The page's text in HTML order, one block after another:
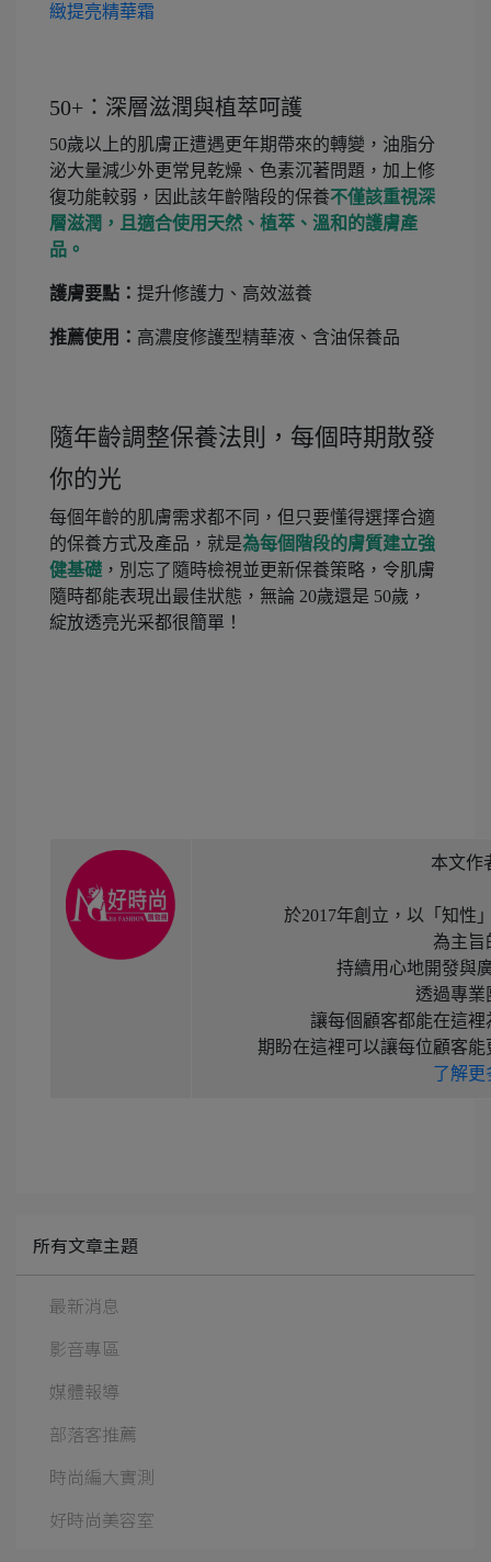
緻提亮精華霜
50+：深層滋潤與植萃呵護
50歲以上的肌膚正遭遇更年期帶來的轉變，油脂分
泌大量減少外更常見乾燥、色素沉著問題，加上修
復功能較弱，因此該年齡階段的保養不僅該重視深
層滋潤，且適合使用天然、植萃、溫和的護膚產
品。
護膚要點： 提升修護力、高效滋養
推薦使用： 高濃度修護型精華液、含油保養品
隨年齡調整保養法則，每個時期散發
你的光
每個年齡的肌膚需求都不同，但只要懂得選擇合適
的保養方式及產品，就是為每個階段的膚質建立強
健基礎 ，別忘了隨時檢視並更新保養策略，令肌膚
隨時都能表現出最佳狀態，無論 20歲還是 50歲，
綻放透亮光采都很簡單！
本文作
於2017年創立，以「知性
為主旨
持續用心地開發與
透過專業
讓每個顧客都能在這
期盼在這裡可以讓每位顧客
了解更
所有文章主題
最新消息
影音專區
媒體報導
部落客推薦
時尚編大實測
好時尚美容室